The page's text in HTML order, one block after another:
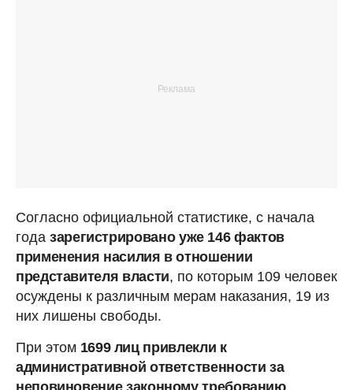
Согласно официальной статистике, с начала
года зарегистрировано уже 146 фактов
применения насилия в отношении
представителя власти, по которым 109 человек
осуждены к различным мерам наказания, 19 из
них лишены свободы.
При этом 1699 лиц привлекли к
административной ответственности за
неповиновение законному требованию